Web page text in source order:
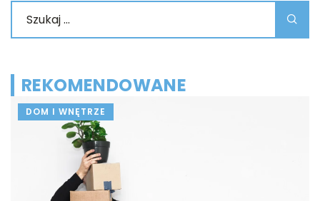
REKOMENDOWANE
DOM I WNĘTRZE